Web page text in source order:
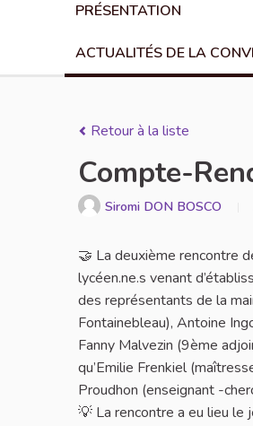
PRÉSENTATION
ACTUALITÉS DE LA
Retour à la liste
Compte-
Siromi DON BOSCO
🤝 La deuxième rencontre
lycéen.ne.s venant
des représentants de la
Fontainebleau), Antoine
Fanny Malvezin (9ème
qu’Emilie Frenkiel
Proudhon (enseignant -
💡 La rencontre a eu lieu le